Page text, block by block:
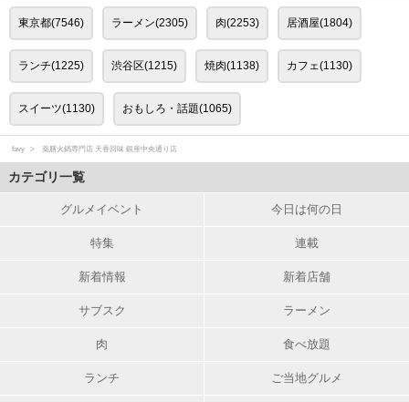
東京都(7546) ラーメン(2305) 肉(2253) 居酒屋(1804)
ランチ(1225) 渋谷区(1215) 焼肉(1138) カフェ(1130)
スイーツ(1130) おもしろ・話題(1065)
favy 薬膳火鍋専門店 天香回味 銀座中央通り店
カテゴリ一覧
グルメイベント 今日は何の日
特集 連載
新着情報 新着店舗
サブスク ラーメン
肉 食べ放題
ランチ ご当地グルメ